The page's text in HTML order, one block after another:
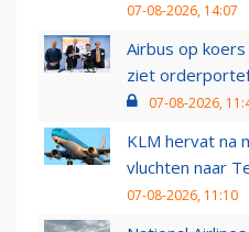
07-08-2026, 14:07
Airbus op
ziet
07-08-2026,
KLM hervat na
vluchten naar
07-08-2026, 11:10